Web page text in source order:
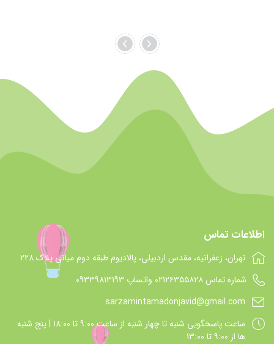
اطلاعات تماس
تهران، زعفرانیه، مقدس اردبیلی، پالادیوم طبقه دوم میانی پلاک 228
شماره تماس 021۲۶۳۵۵۸۲۸ واتساپ 09339813193
sarzamintamadonjavid@gmail.com
ساعت پاسخگويي شنبه تا چهار شنبه از ساعت 9:00 تا 18:00 | پنج شنبه
ها از 9:00 تا 13:00